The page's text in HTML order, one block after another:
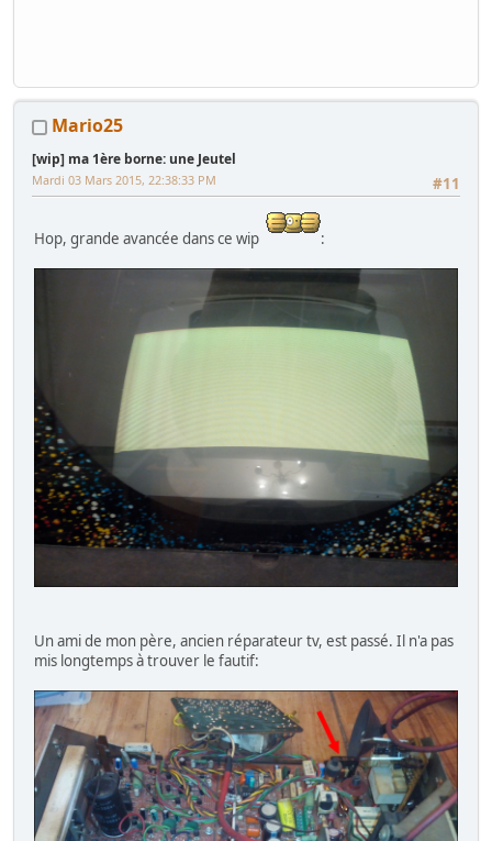
Mario25
[wip] ma 1ère borne: une Jeutel
#11
Mardi 03 Mars 2015, 22:38:33 PM
Hop, grande avancée dans ce wip :
Un ami de mon père, ancien réparateur tv, est passé. Il n'a pas
mis longtemps à trouver le fautif: